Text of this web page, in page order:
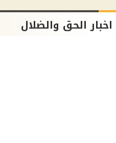
اخبار الحق والضلال